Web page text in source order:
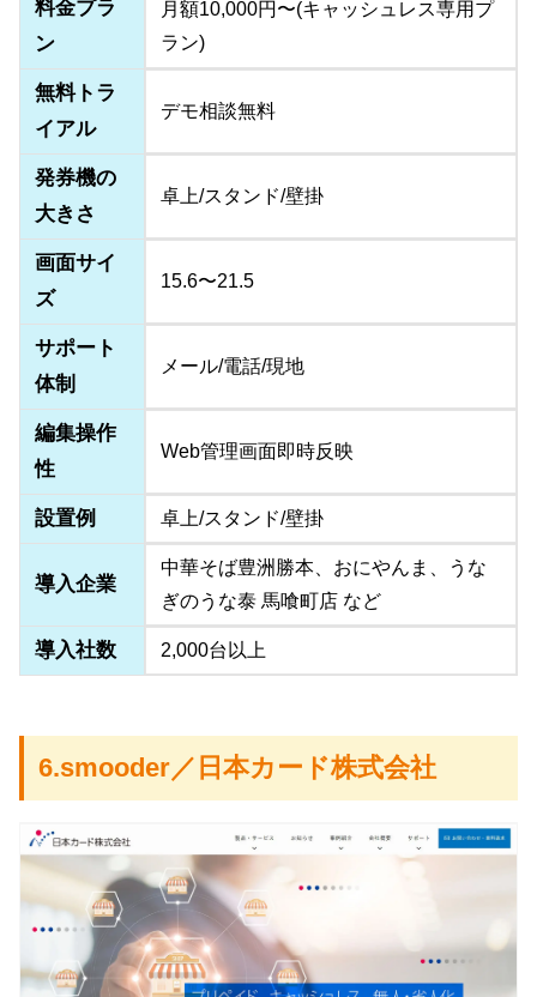
料金プラ
ン
月額10,000円〜(キャッシュレス専用プ
ラン)
無料トラ
イアル
デモ相談無料
発券機の
大きさ
卓上/スタンド/壁掛
画面サイ
ズ
15.6〜21.5
サポート
体制
メール/電話/現地
編集操作
性
Web管理画面即時反映
設置例 卓上/スタンド/壁掛
導入企業
中華そば豊洲勝本、おにやんま、うな
ぎのうな泰 馬喰町店 など
導入社数 2,000台以上
6.smooder／日本カード株式会社